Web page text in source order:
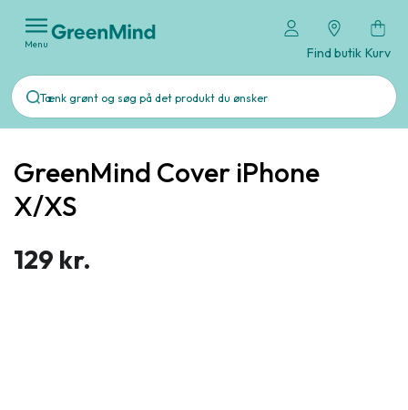
Menu
Find butik Kurv
GreenMind Cover iPhone
X/XS
129 kr.